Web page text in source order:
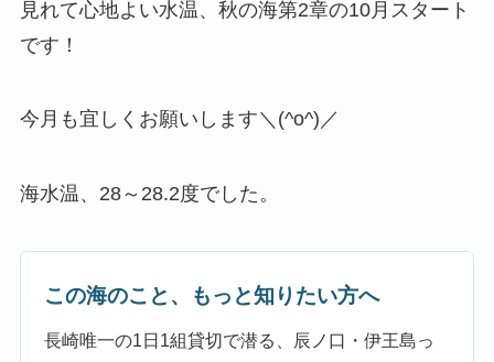
見れて心地よい水温、秋の海第2章の10月スタート
です！
今月も宜しくお願いします＼(^o^)／
海水温、28～28.2度でした。
この海のこと、もっと知りたい方へ
長崎唯一の1日1組貸切で潜る、辰ノ口・伊王島っ